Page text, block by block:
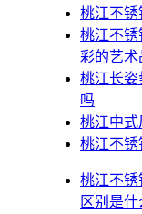
桃江不锈
桃江不
彩的艺术
桃江​长姿
吗
桃江中式
桃江不锈
桃江不锈
区别是什